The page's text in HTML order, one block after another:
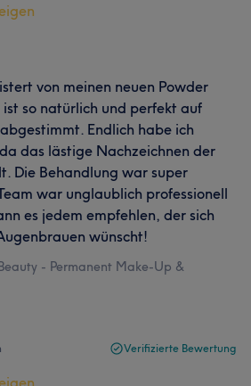
von meinen neuen Powder
ist so natürlich und perfekt auf
Endlich habe ich
das lästige Nachzeichnen der
Die Behandlung war super
war unglaublich professionell
es jedem empfehlen, der sich
wünscht!
- Permanent Make-Up &
Verifizierte Bewertung